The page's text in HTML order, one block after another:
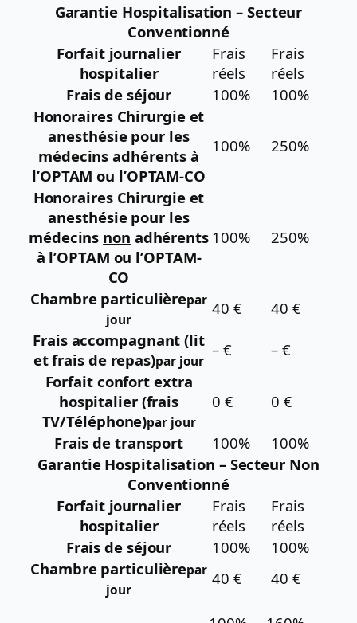
Garantie Hospitalisation – Secteur
Conventionné
Forfait journalier
hospitalier
Frais
réels
Frais
réels
Frais de séjour
100%
100%
Honoraires Chirurgie et
anesthésie pour les
médecins adhérents à
l’OPTAM ou l’OPTAM-CO
100% 250%
Honoraires Chirurgie et
anesthésie pour les
médecins non adhérents
à l’OPTAM ou l’OPTAM-
CO
100% 250%
Chambre particulièrepar
jour
40 €
40 €
Frais accompagnant (lit
et frais de repas)par jour
– €
– €
Forfait confort extra
hospitalier (frais
TV/Téléphone)par jour
0 € 0 €
Frais de transport 100%
100%
Garantie Hospitalisation – Secteur Non
Conventionné
Forfait journalier
hospitalier
Frais
réels
Frais
réels
Frais de séjour
100%
100%
Chambre particulièrepar
jour
40 € 40 €